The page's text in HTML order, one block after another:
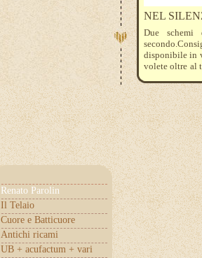
Renato Parolin
Il Telaio
Cuore e Batticuore
Antichi ricami
UB + acufactum + vari
NEL
Due
disponibile in
volete oltre al
Blanc - 815-